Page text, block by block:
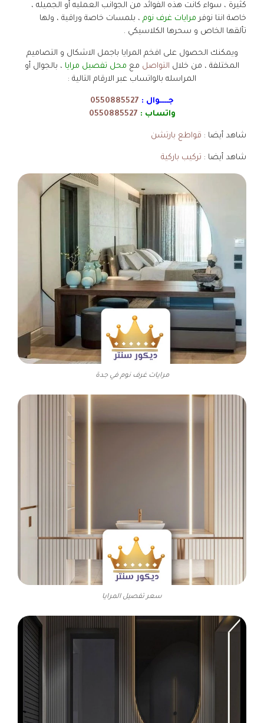
كثيرة ، سواء كانت هذه الفوائد من الجوانب العمليه أو الجميله ،
خاصة اننا نوفر مرايات غرف نوم ، بلمسات خاصة وراقية ، ولها
تألقها الخاص و سحرها الكلاسيكي .
ويمكنك الحصول على افخم المرايا باجمل الاشكال و التصاميم
المختلفة ، من خلال التواصل مع محل تفصيل مرايا ، بالجوال أو
المراسله بالواتساب عبر الارقام التالية :
جـــــوال :
واتساب : 0550885527
شاهد أيضا : قواطع بارتشن
شاهد أيضا : تركيب باركية
مرايات غرف نوم في جدة
سعر تفصيل المرايا